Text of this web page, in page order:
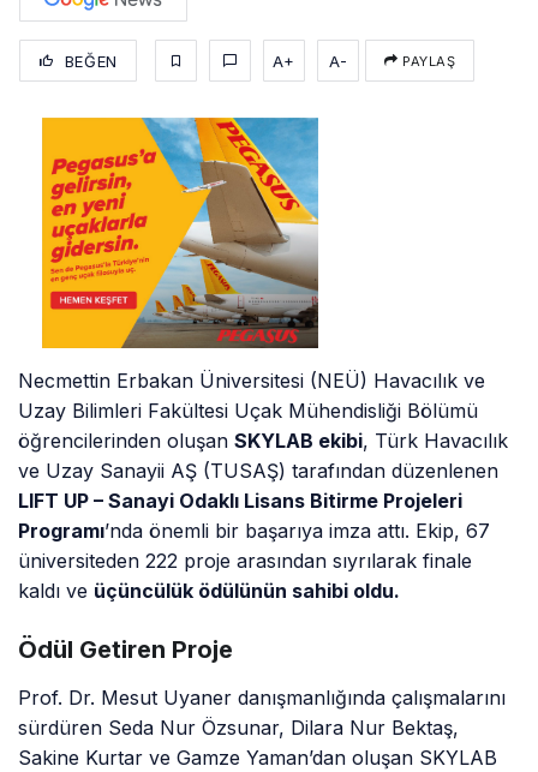
BEĞEN A+ A- PAYLAŞ
Necmettin Erbakan Üniversitesi (NEÜ) Havacılık ve
Uzay Bilimleri Fakültesi Uçak Mühendisliği Bölümü
öğrencilerinden oluşanSKYLAB ekibi, Türk Havacılık
ve Uzay Sanayii AŞ (TUSAŞ) tarafından düzenlenen
LIFT UP – Sanayi Odaklı Lisans Bitirme Projeleri
Programı’nda önemli bir başarıya imza attı. Ekip, 67
üniversiteden 222 proje arasından sıyrılarak finale
kaldı ve üçüncülük ödülünün sahibi oldu.
Ödül Getiren Proje
Prof. Dr. Mesut Uyaner danışmanlığında çalışmalarını
sürdüren Seda Nur Özsunar, Dilara Nur Bektaş,
Sakine Kurtar ve Gamze Yaman’dan oluşan SKYLAB